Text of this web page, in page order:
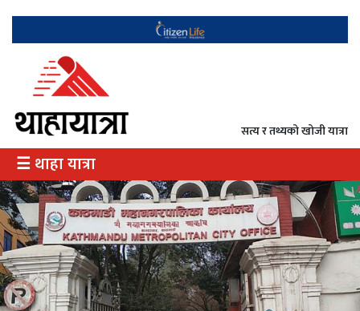
सत्य र तथ्यको खोजी यात्रा
☰ थाहा यात्रा
राजनीति
अर्थ
उत्पादन
दृष्टिकोण
दर्शन
इतिहास